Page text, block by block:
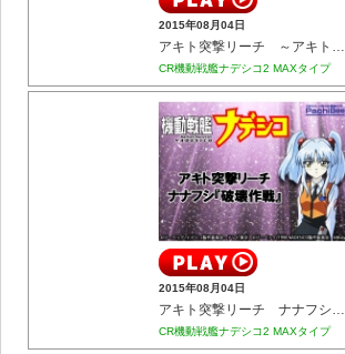
2015年08月04日
アキト突撃リーチ ～アキトVS北辰～
CR機動戦艦ナデシコ2 MAXタイプ
2015年08月04日
アキト突撃リーチ ナナフシ『破壊作戦』
CR機動戦艦ナデシコ2 MAXタイプ